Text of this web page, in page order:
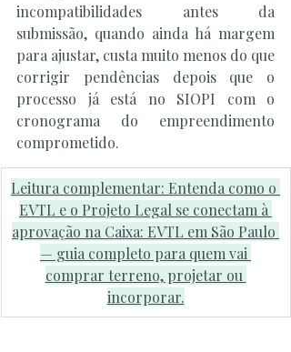
incompatibilidades antes da
submissão, quando ainda há margem
para ajustar, custa muito menos do que
corrigir pendências depois que o
processo já está no SIOPI com o
cronograma do empreendimento
comprometido.
Leitura complementar: Entenda como o
EVTL e o Projeto Legal se conectam à
aprovação na Caixa: EVTL em São Paulo
— guia completo para quem vai
comprar terreno, projetar ou
incorporar.